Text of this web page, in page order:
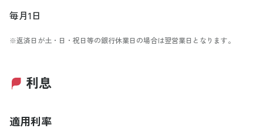
毎月1日
※返済日が土・日・祝日等の銀行休業日の場合は翌営業日となります。
利息
適用利率